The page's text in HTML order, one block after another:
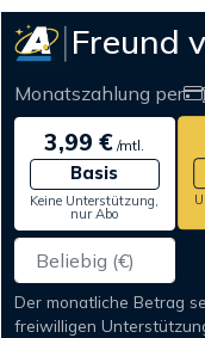
Freund
Monatszahlung per
3,99 € /mtl.
Basis
Keine Unterstützung,
nur Abo
Der monatliche Betrag
freiwilligen